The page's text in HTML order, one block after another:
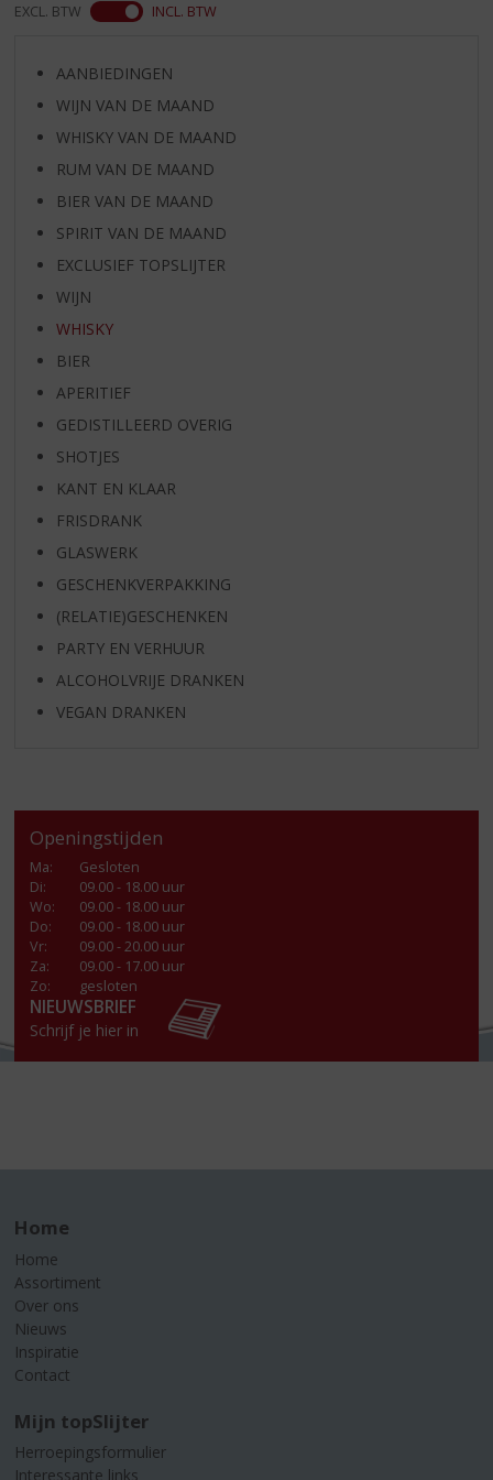
EXCL. BTW INCL. BTW
AANBIEDINGEN
WIJN VAN DE MAAND
WHISKY VAN DE MAAND
RUM VAN DE MAAND
BIER VAN DE MAAND
SPIRIT VAN DE MAAND
EXCLUSIEF TOPSLIJTER
WIJN
WHISKY
BIER
APERITIEF
GEDISTILLEERD OVERIG
SHOTJES
KANT EN KLAAR
FRISDRANK
GLASWERK
GESCHENKVERPAKKING
(RELATIE)GESCHENKEN
PARTY EN VERHUUR
ALCOHOLVRIJE DRANKEN
VEGAN DRANKEN
Openingstijden
Ma:
Gesloten
Di:
09.00 - 18.00 uur
Wo:
09.00 - 18.00 uur
Do:
09.00 - 18.00 uur
Vr:
09.00 - 20.00 uur
Za:
09.00 - 17.00 uur
Zo:
gesloten
NIEUWSBRIEF
Schrijf je hier in
Home
Home
Assortiment
Over ons
Nieuws
Inspiratie
Contact
Mijn topSlijter
Herroepingsformulier
Interessante links